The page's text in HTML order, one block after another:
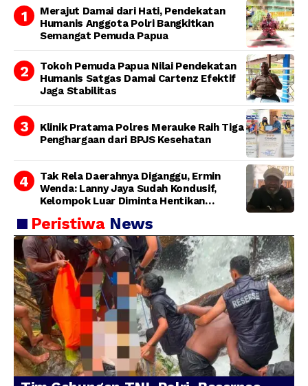
Merajut Damai dari Hati, Pendekatan
Humanis Anggota Polri Bangkitkan
Semangat Pemuda Papua
Tokoh Pemuda Papua Nilai Pendekatan
Humanis Satgas Damai Cartenz Efektif
Jaga Stabilitas
Klinik Pratama Polres Merauke Raih Tiga
Penghargaan dari BPJS Kesehatan
Tak Rela Daerahnya Diganggu, Ermin
Wenda: Lanny Jaya Sudah Kondusif,
Kelompok Luar Diminta Hentikan
Peristiwa News